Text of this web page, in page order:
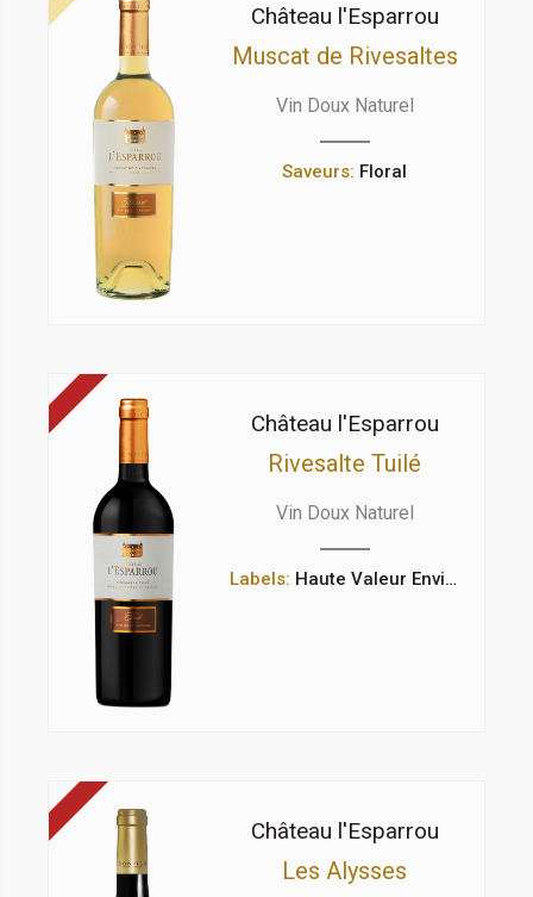
Château l'Esparrou
Muscat de Rivesaltes
Vin Doux Naturel
Saveurs: Floral
Château l'Esparrou
Rivesalte Tuilé
Vin Doux Naturel
Labels: Haute Valeur Environnementale
Château l'Esparrou
Les Alysses